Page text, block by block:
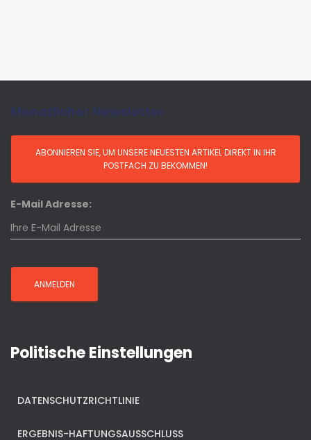
Monatlicher Newsletter
E-Mail Adresse:
Politische Einstellungen
DATENSCHUTZRICHTLINIE
ERGEBNIS-HAFTUNGSAUSSCHLUSS